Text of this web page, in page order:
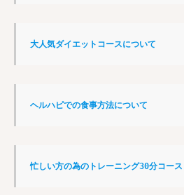
大人気ダイエットコースについて
ヘルハピでの食事方法について
忙しい方の為のトレーニング30分コース